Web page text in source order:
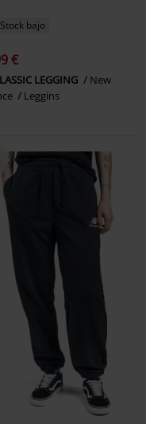
Stock bajo
€
LEGGING
New
Leggins